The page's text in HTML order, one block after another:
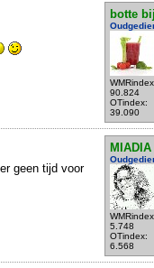
botte
90.824
OTindex:
39.090
MIADIA
5.748
OTindex:
6.568
geen tijd voor